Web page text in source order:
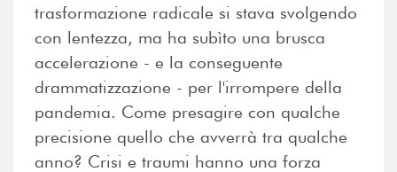
trasformazione radicale si stava svolgendo
con lentezza, ma ha subìto una brusca
accelerazione - e la conseguente
drammatizzazione - per l'irrompere della
pandemia. Come presagire con qualche
precisione quello che avverrà tra qualche
anno? Crisi e traumi hanno una forza